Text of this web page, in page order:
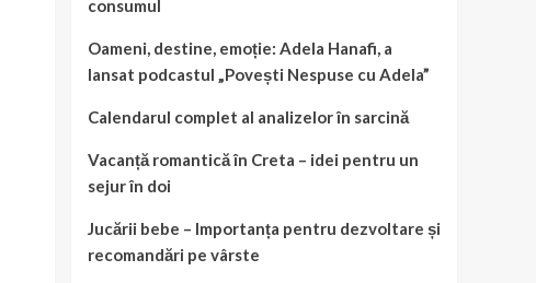
consumul
Oameni, destine, emoție: Adela Hanafi, a
lansat podcastul „Povești Nespuse cu Adela”
Calendarul complet al analizelor în sarcină
Vacanță romantică în Creta – idei pentru un
sejur în doi
Jucării bebe – Importanța pentru dezvoltare și
recomandări pe vârste